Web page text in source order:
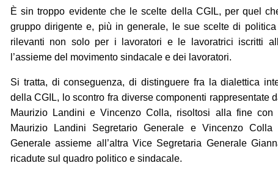
È sin troppo evidente che le scelte della CGIL, per quel
gruppo dirigente e, più in generale, le sue scelte di
rilevanti non solo per i lavoratori e le lavoratrici iscritti
l’assieme del movimento sindacale e dei lavoratori.
Si tratta, di conseguenza, di distinguere fra la dialettica
della CGIL, lo scontro fra diverse componenti rappresentate
Maurizio Landini e Vincenzo Colla, risoltosi alla fine con
Maurizio Landini Segretario Generale e Vincenzo Colla
Generale assieme all’altra Vice Segretaria Generale
ricadute sul quadro politico e sindacale.